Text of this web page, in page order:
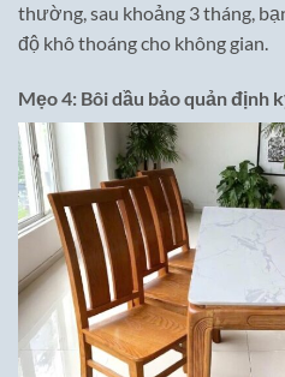
thường, sau khoảng 3 tháng,
độ khô thoáng cho không gian.
Mẹo 4: Bôi dầu bảo quản định